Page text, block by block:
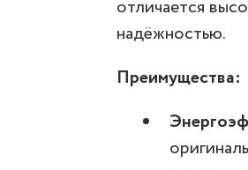
отличается
надёжностью.
Преимущества: